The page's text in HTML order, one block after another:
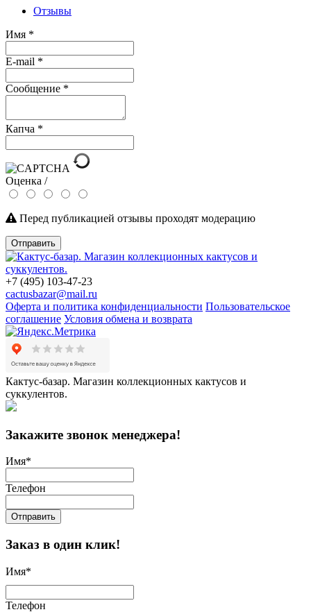
Отзывы
Имя *
E-mail *
Сообщение *
Капча *
Оценка /
Перед публикацией отзывы проходят модерацию
Отправить
+7 (495) 103-47-23
cactusbazar@mail.ru
Оферта и политика конфиденциальности Пользовательское
соглашение Условия обмена и возврата
Кактус-базар. Магазин коллекционных кактусов и
суккулентов.
Закажите звонок менеджера!
Имя*
Телефон
Отправить
Заказ в один клик!
Имя*
Телефон